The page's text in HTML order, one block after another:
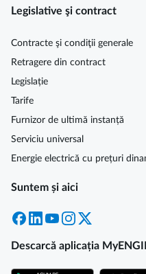
Legislative şi contract
Contracte şi condiţii generale
Retragere din contract
Legislație
Tarife
Furnizor de ultimă instanță
Serviciu universal
Energie electrică cu prețuri
Suntem și aici
Facebook
LinkedInYouTubeInstagram
Descarcă aplicația